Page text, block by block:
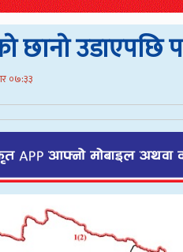
छानो उडाएपछि
०७:३३